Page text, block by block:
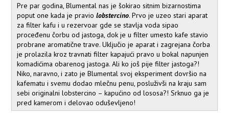
Pre par godina, Blumental nas je šokirao sitnim bizarnostima
poput one kada je praviolobstercino. Prvo je uzeo stari aparat
za filter kafu i u rezervoar gde se stavlja voda sipao
proceđenu čorbu od jastoga, dok je u filter umesto kafe stavio
probrane aromatične trave. Uključio je aparat i zagrejana čorba
je prolazila kroz travnati filter kapajući pravo u bokal napunjen
komadićima obarenog jastoga. Ali ko još pije filter jastoga?!
Niko, naravno, i zato je Blumental svoj eksperiment dovršio na
kafematu i svemu dodao mlečnu penu, posluživši na kraju sam
sebi originalni lobstercino – kapućino od lososa?! Srknuo ga je
pred kamerom i delovao oduševljeno!